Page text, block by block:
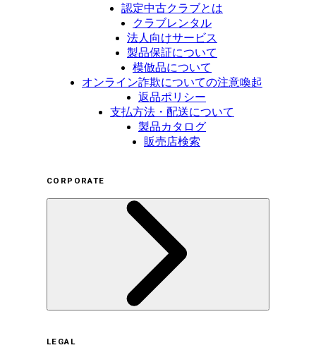
認定中古クラブとは
クラブレンタル
法人向けサービス
製品保証について
模倣品について
オンライン詐欺についての注意喚起
返品ポリシー
支払方法・配送について
製品カタログ
販売店検索
CORPORATE
LEGAL